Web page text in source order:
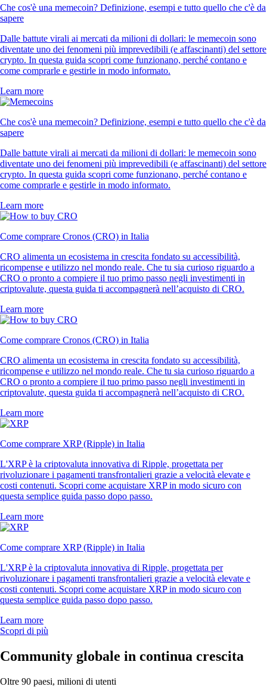
Che cos'è una memecoin? Definizione, esempi e tutto quello che c'è da
sapere
Dalle battute virali ai mercati da milioni di dollari: le memecoin sono
diventate uno dei fenomeni più imprevedibili (e affascinanti) del settore
crypto. In questa guida scopri come funzionano, perché contano e
come comprarle e gestirle in modo informato.
Learn more
Che cos'è una memecoin? Definizione, esempi e tutto quello che c'è da
sapere
Dalle battute virali ai mercati da milioni di dollari: le memecoin sono
diventate uno dei fenomeni più imprevedibili (e affascinanti) del settore
crypto. In questa guida scopri come funzionano, perché contano e
come comprarle e gestirle in modo informato.
Learn more
Come comprare Cronos (CRO) in Italia
CRO alimenta un ecosistema in crescita fondato su accessibilità,
ricompense e utilizzo nel mondo reale. Che tu sia curioso riguardo a
CRO o pronto a compiere il tuo primo passo negli investimenti in
criptovalute, questa guida ti accompagnerà nell’acquisto di CRO.
Learn more
Come comprare Cronos (CRO) in Italia
CRO alimenta un ecosistema in crescita fondato su accessibilità,
ricompense e utilizzo nel mondo reale. Che tu sia curioso riguardo a
CRO o pronto a compiere il tuo primo passo negli investimenti in
criptovalute, questa guida ti accompagnerà nell’acquisto di CRO.
Learn more
Come comprare XRP (Ripple) in Italia
L'XRP è la criptovaluta innovativa di Ripple, progettata per
rivoluzionare i pagamenti transfrontalieri grazie a velocità elevate e
costi contenuti. Scopri come acquistare XRP in modo sicuro con
questa semplice guida passo dopo passo.
Learn more
Come comprare XRP (Ripple) in Italia
L'XRP è la criptovaluta innovativa di Ripple, progettata per
rivoluzionare i pagamenti transfrontalieri grazie a velocità elevate e
costi contenuti. Scopri come acquistare XRP in modo sicuro con
questa semplice guida passo dopo passo.
Learn more
Scopri di più
Community globale in continua crescita
Oltre 90 paesi, milioni di utenti